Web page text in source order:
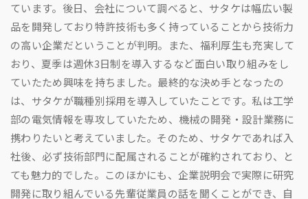
ています。後日、会社について調べると、サタケは幅広い製
品を開発しており特許技術も多く持っていることから技術力
の高い企業だということが判明。また、福利厚生も充実して
おり、夏季は週休3日制を導入するなど面白い取り組みをし
ていたため興味を持ちました。最終的な決め手となったの
は、サタケが職種別採用を導入していたことです。私は工学
部の電気情報を専攻していたため、機械の開発・設計業務に
携わりたいと考えていました。そのため、サタケであれば入
社後、必ず技術部門に配属されることが確約されており、と
ても魅力的でした。このほかにも、企業説明会で実際に研究
開発に取り組んでいる先輩従業員の話を聞くことができ、自